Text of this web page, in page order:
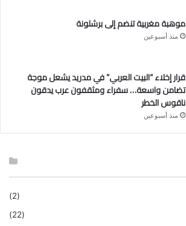
موهبة مغربية تنضم إلى برشلونة
منذ أسبوعين
قرار إخلاء “البيت العربي” في مدريد يشعل موجة
تضامن واسعة… سفراء ومثقفون عرب يدقون
ناقوس الخطر
منذ أسبوعين
(2)
(22)